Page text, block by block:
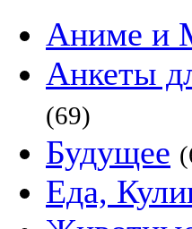
Аниме и
Анкеты
(69)
Будущее
Еда,